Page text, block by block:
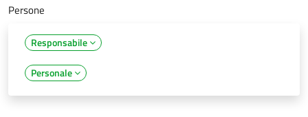
Persone
Responsabile
Personale